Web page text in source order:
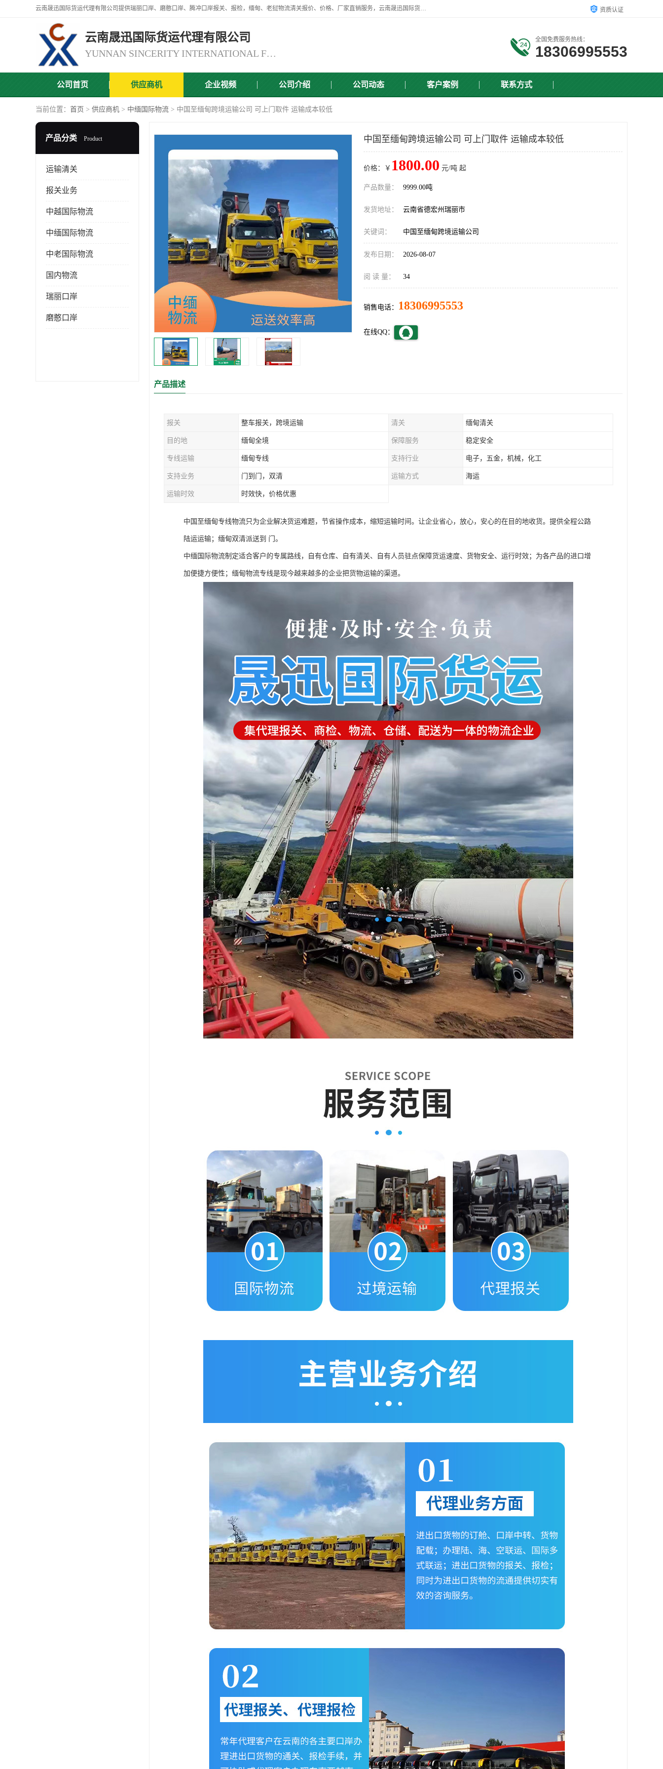
云南晟迅国际货运代理有限公司提供瑞丽口岸、磨憨口岸、腾冲口岸报关、报检，缅甸、老挝物流清关报价、价格、厂家直销服务，云南晟迅国际货运代理有限公司，由一支精通业务、经验丰富、责任心强的专业团队组建于,云南晟迅国际货运代理有限公司商铺。 资质认证
云南晟迅国际货运代理有限公司
YUNNAN SINCERITY INTERNATIONAL FREIGHT FOR WARDING CO.,LTD
全国免费服务热线：
18306995553
公司首页 供应商机 企业视频 公司介绍 公司动态 客户案例 联系方式
当前位置： 首页 > 供应商机 > 中缅国际物流 > 中国至缅甸跨境运输公司 可上门取件 运输成本较低
产品分类 Product
运输清关
报关业务
中越国际物流
中缅国际物流
中老国际物流
国内物流
瑞丽口岸
磨憨口岸
中国至缅甸跨境运输公司 可上门取件 运输成本较低
价格：￥ 1800.00 元/吨 起
产品数量： 9999.00吨
发货地址： 云南省德宏州瑞丽市
关键词： 中国至缅甸跨境运输公司
发布日期： 2026-08-07
阅 读 量： 34
销售电话： 18306995553
在线QQ：
产品描述
报关 整车报关，跨境运输 清关 缅甸清关
目的地 缅甸全境 保障服务 稳定安全
专线运输 缅甸专线 支持行业 电子，五金，机械，化工
支持业务 门到门，双清 运输方式 海运
运输时效 时效快，价格优惠
中国至缅甸专线物流只为企业解决货运难题，节省操作成本，缩短运输时间。让企业省心，放心，安心的在目的地收货。提供全程公路
陆运运输；缅甸双清派送到 门。
中缅国际物流制定适合客户的专属路线，自有仓库、自有清关、自有人员驻点保障货运速度、货物安全、运行时效；为各产品的进口增
加便捷方便性；缅甸物流专线是现今越来越多的企业把货物运输的渠道。